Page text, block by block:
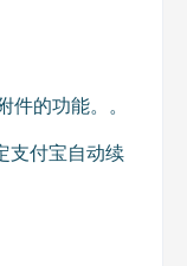
件的功能。。
支付宝自动续